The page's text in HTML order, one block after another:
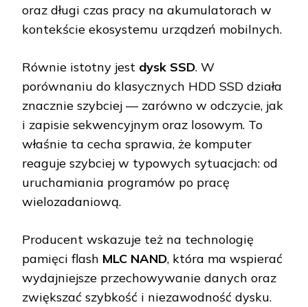
oraz długi czas pracy na akumulatorach w
kontekście ekosystemu urządzeń mobilnych.
Równie istotny jest dysk SSD. W
porównaniu do klasycznych HDD SSD działa
znacznie szybciej — zarówno w odczycie, jak
i zapisie sekwencyjnym oraz losowym. To
właśnie ta cecha sprawia, że komputer
reaguje szybciej w typowych sytuacjach: od
uruchamiania programów po pracę
wielozadaniową.
Producent wskazuje też na technologię
pamięci flash MLC NAND, która ma wspierać
wydajniejsze przechowywanie danych oraz
zwiększać szybkość i niezawodność dysku.